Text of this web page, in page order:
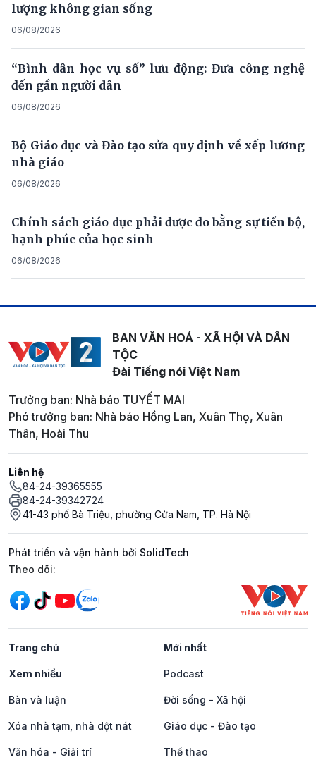
lượng không gian sống
06/08/2026
“Bình dân học vụ số” lưu động: Đưa công nghệ
đến gần người dân
06/08/2026
Bộ Giáo dục và Đào tạo sửa quy định về xếp lương
nhà giáo
06/08/2026
Chính sách giáo dục phải được đo bằng sự tiến bộ,
hạnh phúc của học sinh
06/08/2026
BAN VĂN HOÁ - XÃ HỘI VÀ DÂN
TỘC
Đài Tiếng nói Việt Nam
Trưởng ban: Nhà báo TUYẾT MAI
Phó trưởng ban: Nhà báo Hồng Lan, Xuân Thọ, Xuân
Thân, Hoài Thu
Liên hệ
84-24-39365555
84-24-39342724
41-43 phố Bà Triệu, phường Cửa Nam, TP. Hà Nội
Phát triển và vận hành bởi SolidTech
Mạng xã hội
Theo dõi:
Trang chủ Mới nhất
Xem nhiều Podcast
Bàn và luận Đời sống - Xã hội
Xóa nhà tạm, nhà dột nát Giáo dục - Đào tạo
Văn hóa - Giải trí Thể thao